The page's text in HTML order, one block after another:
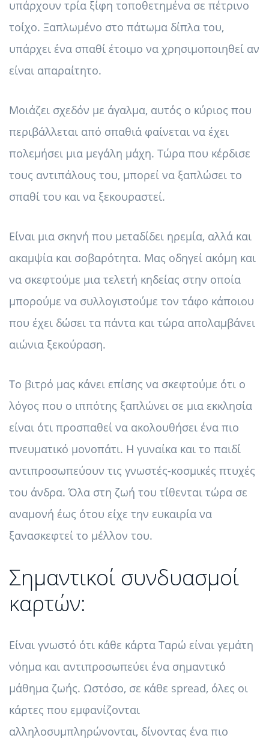
υπάρχουν τρία ξίφη τοποθετημένα σε πέτρινο
τοίχο. Ξαπλωμένο στο πάτωμα δίπλα του,
υπάρχει ένα σπαθί έτοιμο να χρησιμοποιηθεί αν
είναι απαραίτητο.
Μοιάζει σχεδόν με άγαλμα, αυτός ο κύριος που
περιβάλλεται από σπαθιά φαίνεται να έχει
πολεμήσει μια μεγάλη μάχη. Τώρα που κέρδισε
τους αντιπάλους του, μπορεί να ξαπλώσει το
σπαθί του και να ξεκουραστεί.
Είναι μια σκηνή που μεταδίδει ηρεμία, αλλά και
ακαμψία και σοβαρότητα. Μας οδηγεί ακόμη και
να σκεφτούμε μια τελετή κηδείας στην οποία
μπορούμε να συλλογιστούμε τον τάφο κάποιου
που έχει δώσει τα πάντα και τώρα απολαμβάνει
αιώνια ξεκούραση.
Το βιτρό μας κάνει επίσης να σκεφτούμε ότι ο
λόγος που ο ιππότης ξαπλώνει σε μια εκκλησία
είναι ότι προσπαθεί να ακολουθήσει ένα πιο
πνευματικό μονοπάτι. Η γυναίκα και το παιδί
αντιπροσωπεύουν τις γνωστές-κοσμικές πτυχές
του άνδρα. Όλα στη ζωή του τίθενται τώρα σε
αναμονή έως ότου είχε την ευκαιρία να
ξανασκεφτεί το μέλλον του.
Σημαντικοί συνδυασμοί
καρτών:
Είναι γνωστό ότι κάθε κάρτα Ταρώ είναι γεμάτη
νόημα και αντιπροσωπεύει ένα σημαντικό
μάθημα ζωής. Ωστόσο, σε κάθε spread, όλες οι
κάρτες που εμφανίζονται
αλληλοσυμπληρώνονται, δίνοντας ένα πιο